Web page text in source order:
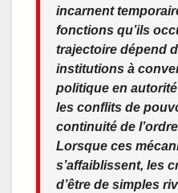
incarnent
fonctions qu’ils
trajectoire dépend
institutions à
politique en
les conflits de
continuité de
Lorsque ces
s’affaiblissent, les
d’être de simples